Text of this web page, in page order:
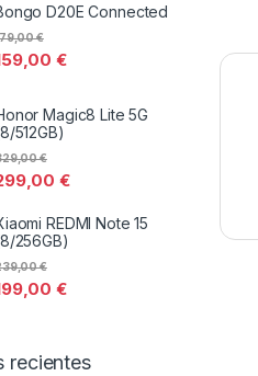
D20E Connected
€
€
Magic8 Lite 5G
512GB)
€
€
REDMI Note 15
256GB)
€
€
recientes